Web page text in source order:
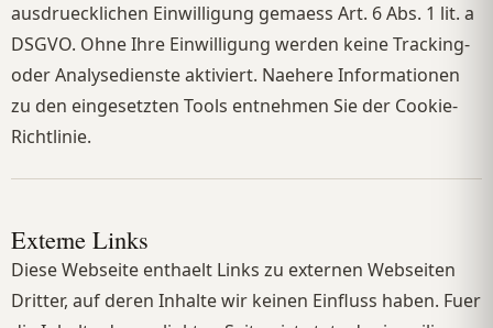
ausdruecklichen Einwilligung gemaess Art. 6 Abs. 1 lit. a
DSGVO. Ohne Ihre Einwilligung werden keine Tracking-
oder Analysedienste aktiviert. Naehere Informationen
zu den eingesetzten Tools entnehmen Sie der Cookie-
Richtlinie.
Externe Links
Diese Webseite enthaelt Links zu externen Webseiten
Dritter, auf deren Inhalte wir keinen Einfluss haben. Fuer